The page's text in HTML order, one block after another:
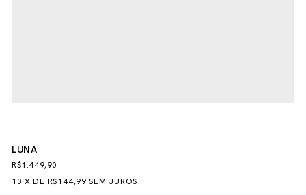
LUNA
R$1.449,90
10 XDE R$144,99 SEM JUROS